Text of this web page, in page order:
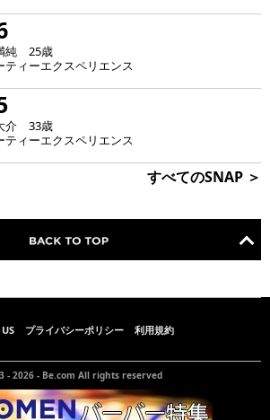
純 25歳
ティーエクスペリエンス
介 33歳
ティーエクスペリエンス
すべてのSNAP ＞
プライバシーポリシー 利用規約
- 2026 - Be.com All rights reserved